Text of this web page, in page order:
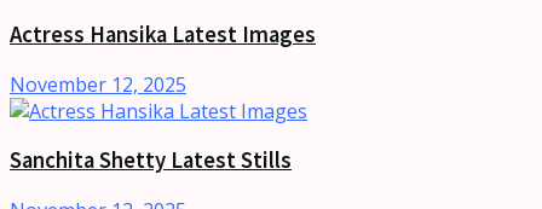
Actress Hansika Latest Images
November 12, 2025
Sanchita Shetty Latest Stills